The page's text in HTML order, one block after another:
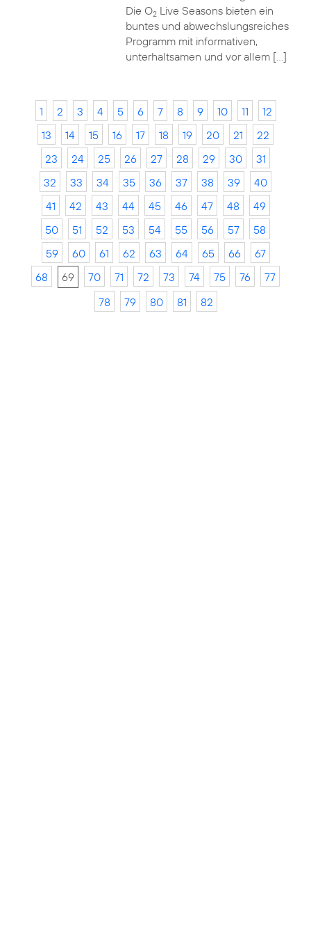
Die O2Live Seasons bieten ein
buntes und abwechslungsreiches
Programm mit informativen,
unterhaltsamen und vor allem […]
1 2 3 4 5 6 7 8 9 10 11
12
13
14 15 16 17 18 19 20 21
22
23
24 25 26 27 28 29 30
31
32
33 34 35 36 37 38 39
40
41
42 43 44 45 46 47 48
49
50
51 52 53 54 55 56 57
58
59
60 61 62 63 64 65 66
67
68
69 70 71 72 73 74 75 76
77
78
79 80 81 82